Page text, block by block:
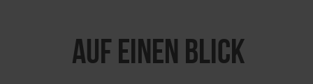
Auf einen Blick